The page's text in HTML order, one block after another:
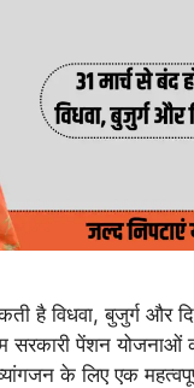
है विधवा, बुजुर्ग और
सरकारी पेंशन योजनाओं
के लिए एक